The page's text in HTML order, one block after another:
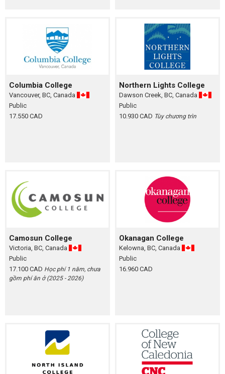
Columbia College
Vancouver, BC, Canada
Public
17.550 CAD
Northern Lights College
Dawson Creek, BC, Canada
Public
10.930 CAD Tùy chương trìn
Camosun College
Victoria, BC, Canada
Public
17.100 CAD Học phí 1 năm, chưa
gồm phí ăn ở (2025 - 2026)
Okanagan College
Kelowna, BC, Canada
Public
16.960 CAD